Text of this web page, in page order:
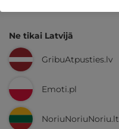
Ne tikai Latvijā
GribuAtpusties.lv
Emoti.pl
NoriuNoriuNoriu.lt